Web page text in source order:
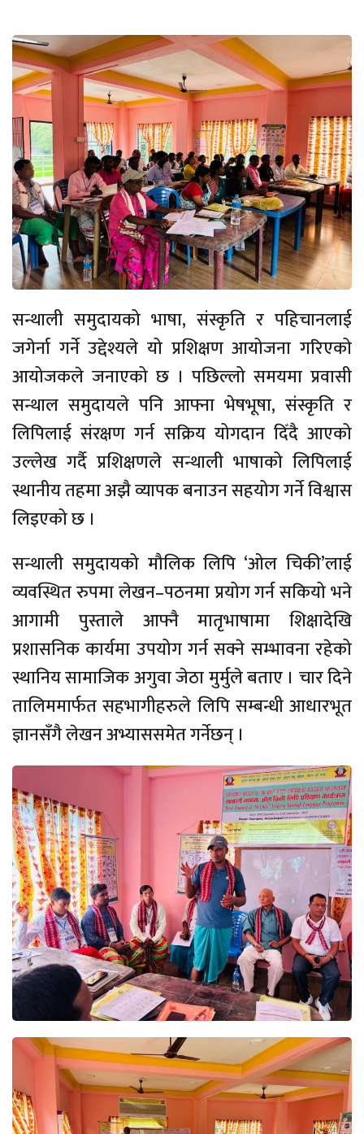
सन्थाली समुदायको भाषा, संस्कृति र पहिचानलाई
जगेर्ना गर्ने उद्देश्यले यो प्रशिक्षण आयोजना गरिएको
आयोजकले जनाएको छ । पछिल्लो समयमा प्रवासी
सन्थाल समुदायले पनि आफ्ना भेषभूषा, संस्कृति र
लिपिलाई संरक्षण गर्न सक्रिय योगदान दिँदै आएको
उल्लेख गर्दै प्रशिक्षणले सन्थाली भाषाको लिपिलाई
स्थानीय तहमा अझै व्यापक बनाउन सहयोग गर्ने विश्वास
लिइएको छ ।
सन्थाली समुदायको मौलिक लिपि ‘ओल चिकी’लाई
व्यवस्थित रुपमा लेखन–पठनमा प्रयोग गर्न सकियो भने
आगामी पुस्ताले आफ्नै मातृभाषामा शिक्षादेखि
प्रशासनिक कार्यमा उपयोग गर्न सक्ने सम्भावना रहेको
स्थानिय सामाजिक अगुवा जेठा मुर्मुले बताए । चार दिने
तालिममार्फत सहभागीहरुले लिपि सम्बन्धी आधारभूत
ज्ञानसँगै लेखन अभ्याससमेत गर्नेछन् ।